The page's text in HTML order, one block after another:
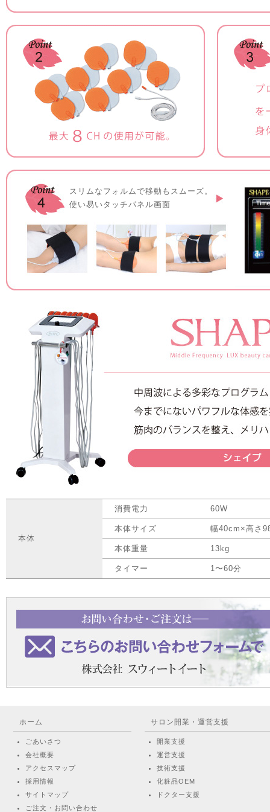
スリムなフォルムで移動もスムーズ。
使い易いタッチパネル画面
本体
消費電力 60W
本体サイズ 幅40cm×高さ
本体重量 13kg
タイマー 1〜60分
ホーム
ごあいさつ
会社概要
アクセスマップ
採用情報
サイトマップ
ご注文・お問い合わせ
サロン開業・運営支援
開業支援
運営支援
技術支援
化粧品OEM
ドクター支援